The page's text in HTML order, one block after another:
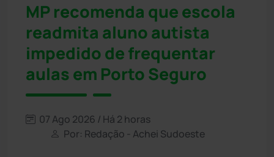
MP recomenda que escola
readmita aluno autista
impedido de frequentar
aulas em Porto Seguro
07 Ago 2026 / Há 2 horas
Por: Redação - Achei Sudoeste